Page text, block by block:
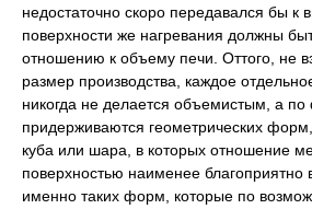
недостаточно скоро передавался бы к
поверхности же нагревания должны
отношению к объему печи. Оттого, не
размер производства, каждое
никогда не делается объемистым, а по
придерживаются геометрических
куба или шара, в которых отношение
поверхностью наименее
именно таких форм, которые по